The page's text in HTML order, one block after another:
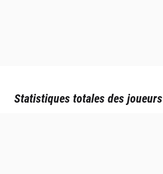
Statistiques totales des joueurs